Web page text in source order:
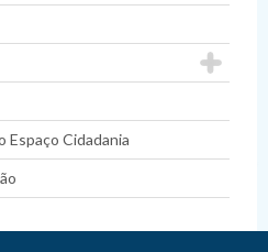
Espaço Cidadania